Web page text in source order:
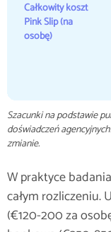
Całkowity koszt
Pink Slip (na
osobę)
Szacunki na podstawie
doświadczeń
zmianie.
W praktyce
całym rozliczeniu.
(€120-200 za